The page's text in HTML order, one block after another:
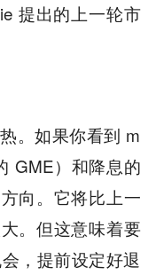
提出的上一轮市
。如果你看到 m
GME）和降息的
向。它将比上一
。但这意味着要
，提前设定好退